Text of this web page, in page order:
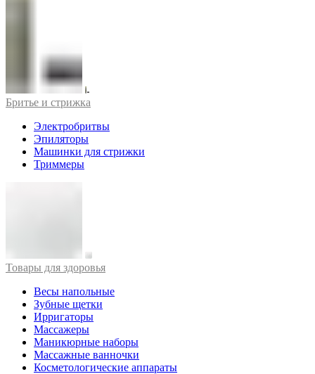
Бритье и стрижка
Электробритвы
Эпиляторы
Машинки для стрижки
Триммеры
Товары для здоровья
Весы напольные
Зубные щетки
Ирригаторы
Массажеры
Маникюрные наборы
Массажные ванночки
Косметологические аппараты